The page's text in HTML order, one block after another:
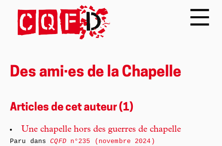
Des ami·es de la Chapelle
Articles de cet auteur (1)
Une chapelle hors des guerres de chapelle
Paru dansCQFDn°235 (novembre 2024)